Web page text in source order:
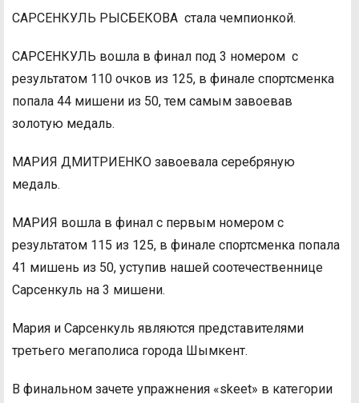
САРСЕНКУЛЬ РЫСБЕКОВА стала чемпионкой.
САРСЕНКУЛЬ вошла в финал под 3 номером с
результатом 110 очков из 125, в финале спортсменка
попала 44 мишени из 50, тем самым завоевав
золотую медаль.
МАРИЯ ДМИТРИЕНКО завоевала серебряную
медаль.
МАРИЯ вошла в финал с первым номером с
результатом 115 из 125, в финале спортсменка попала
41 мишень из 50, уступив нашей соотечественнице
Сарсенкуль на 3 мишени.
Мария и Сарсенкуль являются представителями
третьего мегаполиса города Шымкент.
В финальном зачете упражнения «skeet» в категории